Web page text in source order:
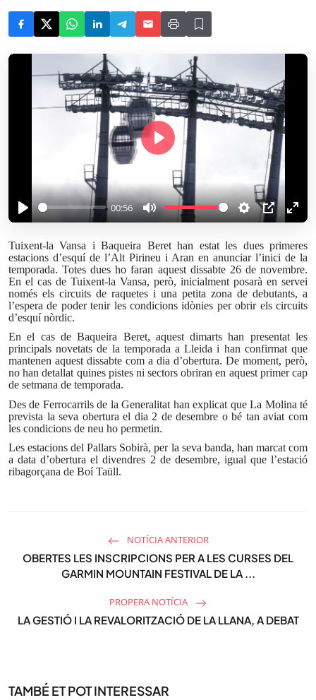
P
a
y
00:56
M
u
t
e
S
e
t
t
i
n
s
P
P
E
t
e
r
f
l
l
s
r
e
P
a
y
Tuixent-la Vansa i Baqueira Beret han estat les dues primeres
estacions d’esquí de l’Alt Pirineu i Aran en anunciar l’inici de la
temporada. Totes dues ho faran aquest dissabte 26 de novembre.
En el cas de Tuixent-la Vansa, però, inicialment posarà en servei
només els circuits de raquetes i una petita zona de debutants, a
l’espera de poder tenir les condicions idònies per obrir els circuits
d’esquí nòrdic.
En el cas de Baqueira Beret, aquest dimarts han presentat les
principals novetats de la temporada a Lleida i han confirmat que
mantenen aquest dissabte com a dia d’obertura. De moment, però,
no han detallat quines pistes ni sectors obriran en aquest primer cap
de setmana de temporada.
Des de Ferrocarrils de la Generalitat han explicat que La Molina té
prevista la seva obertura el dia 2 de desembre o bé tan aviat com
les condicions de neu ho permetin.
Les estacions del Pallars Sobirà, per la seva banda, han marcat com
a data d’obertura el divendres 2 de desembre, igual que l’estació
ribagorçana de Boí Taüll.
NOTÍCIA ANTERIOR
OBERTES LES INSCRIPCIONS PER A LES CURSES DEL
GARMIN MOUNTAIN FESTIVAL DE LA ...
PROPERA NOTÍCIA
LA GESTIÓ I LA REVALORITZACIÓ DE LA LLANA, A DEBAT
TAMBÉ ET POT INTERESSAR